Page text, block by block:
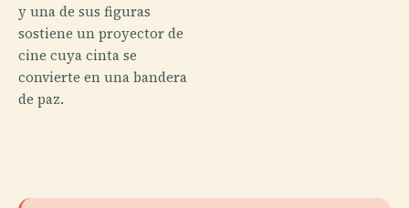
y una de sus figuras
sostiene un proyector de
cine cuya cinta se
convierte en una bandera
de paz.